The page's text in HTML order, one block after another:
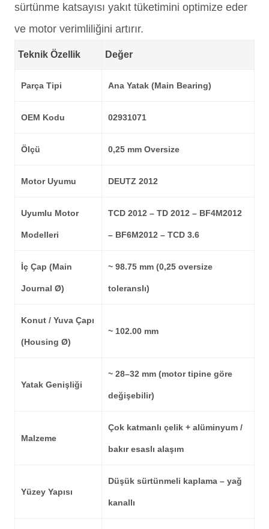
sürtünme katsayısı yakıt tüketimini optimize eder
ve motor verimliliğini artırır.
Teknik Özellik Değer
Parça Tipi Ana Yatak (Main Bearing)
OEM Kodu 02931071
Ölçü 0,25 mm Oversize
Motor Uyumu DEUTZ 2012
Uyumlu Motor
Modelleri
TCD 2012 – TD 2012 – BF4M2012
– BF6M2012 – TCD 3.6
İç Çap (Main
Journal Ø)
~ 98.75 mm (0,25 oversize
toleranslı)
Konut / Yuva Çapı
(Housing Ø)
~ 102.00 mm
Yatak Genişliği
~ 28–32 mm (motor tipine göre
değişebilir)
Malzeme
Çok katmanlı çelik + alüminyum /
bakır esaslı alaşım
Yüzey Yapısı
Düşük sürtünmeli kaplama – yağ
kanallı